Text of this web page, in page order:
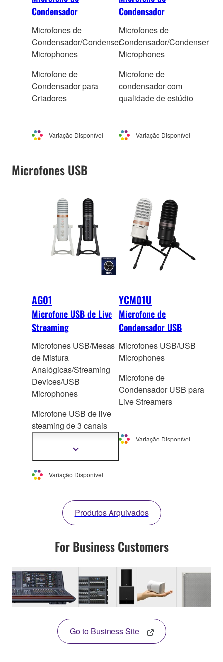
Condensador
Microfones de
Condensador/Condenser
Microphones
Microfone de
Condensador para
Criadores
Variação Disponível
Condensador
Microfones de
Condensador/Condenser
Microphones
Microfone de
condensador com
qualidade de estúdio
Variação Disponível
Microfones USB
AG01
Microfone USB de Live
Streaming
Microfones USB/Mesas
de Mistura
Analógicas/Streaming
Devices/USB
Microphones
Microfone USB de live
steaming de 3 canais
alto rendimentoMostrar
Variação Disponível
YCM01U
Microfone de
Condensador USB
Microfones USB/USB
Microphones
Microfone de
Condensador USB para
Live Streamers
Variação Disponível
Produtos Arquivados
For Business Customers
Go to Business Site